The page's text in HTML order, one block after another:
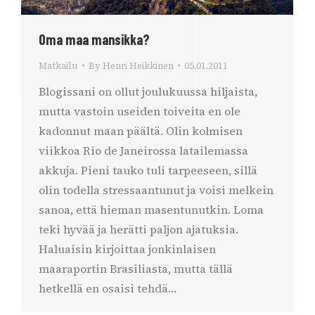
Oma maa mansikka?
Matkailu By Henri Heikkinen 05.01.2011
Blogissani on ollut joulukuussa hiljaista,
mutta vastoin useiden toiveita en ole
kadonnut maan päältä. Olin kolmisen
viikkoa Rio de Janeirossa latailemassa
akkuja. Pieni tauko tuli tarpeeseen, sillä
olin todella stressaantunut ja voisi melkein
sanoa, että hieman masentunutkin. Loma
teki hyvää ja herätti paljon ajatuksia.
Haluaisin kirjoittaa jonkinlaisen
maaraportin Brasiliasta, mutta tällä
hetkellä en osaisi tehdä…